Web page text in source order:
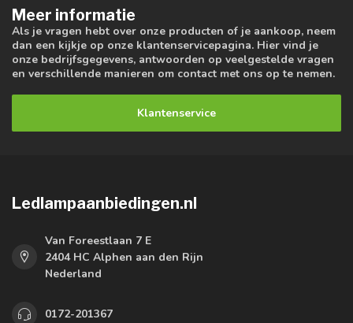
Meer informatie
Als je vragen hebt over onze producten of je aankoop, neem
dan een kijkje op onze klantenservicepagina. Hier vind je
onze bedrijfsgegevens, antwoorden op veelgestelde vragen
en verschillende manieren om contact met ons op te nemen.
Klantenservice
Ledlampaanbiedingen.nl
Van Foreestlaan 7 E
2404 HC Alphen aan den Rijn
Nederland
0172-201367